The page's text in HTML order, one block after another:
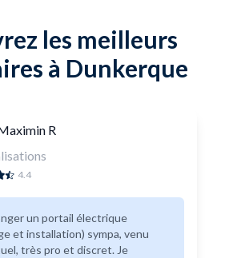
les meilleurs
à Dunkerque
R
4.4
un portail électrique
sympa, venu
très pro et discret. Je